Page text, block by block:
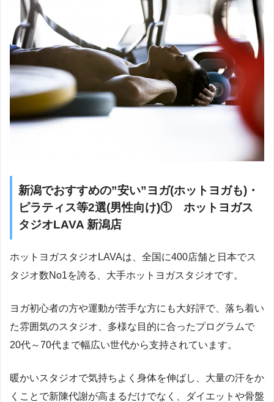
新潟でおすすめの”安い”ヨガ(ホットヨガも)・
ピラティス等2選(男性向け)① ホットヨガス
タジオLAVA 新潟店
ホットヨガスタジオLAVAは、全国に400店舗と日本でス
タジオ数No1を誇る、大手ホットヨガスタジオです。
ヨガ初心者の方や運動が苦手な方にも大好評で、落ち着い
た雰囲気のスタジオ、多様な目的に合ったプログラムで
20代～70代まで幅広い世代から支持されています。
暖かいスタジオで気持ちよく身体を伸ばし、大量の汗をか
くことで新陳代謝が高まるだけでなく、ダイエットや骨盤